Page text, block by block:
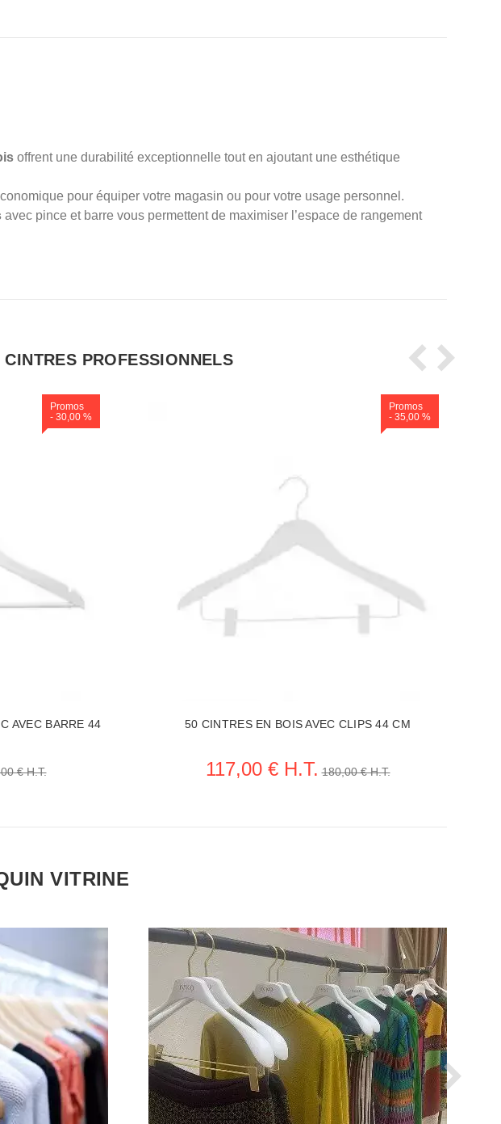
offrent une durabilité exceptionnelle tout en ajoutant une esthétique
pour équiper votre magasin ou pour votre usage personnel.
avec pince et barre vous permettent de maximiser l’espace de rangement
PROFESSIONNELS
Promos
- 30,00 %
AVEC BARRE 44
€ H.T.
Promos
- 35,00 %
50 CINTRES EN BOIS AVEC CLIPS 44 CM
117,00 € H.T. 180,00 € H.T.
VOIR LA FICHE CINTRES PROFESSIONNELS
VITRINE